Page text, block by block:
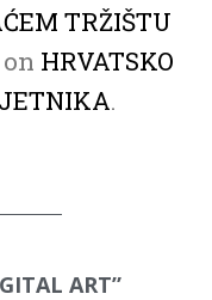
TRŽIŠTU
HRVATSKO
.
ART”